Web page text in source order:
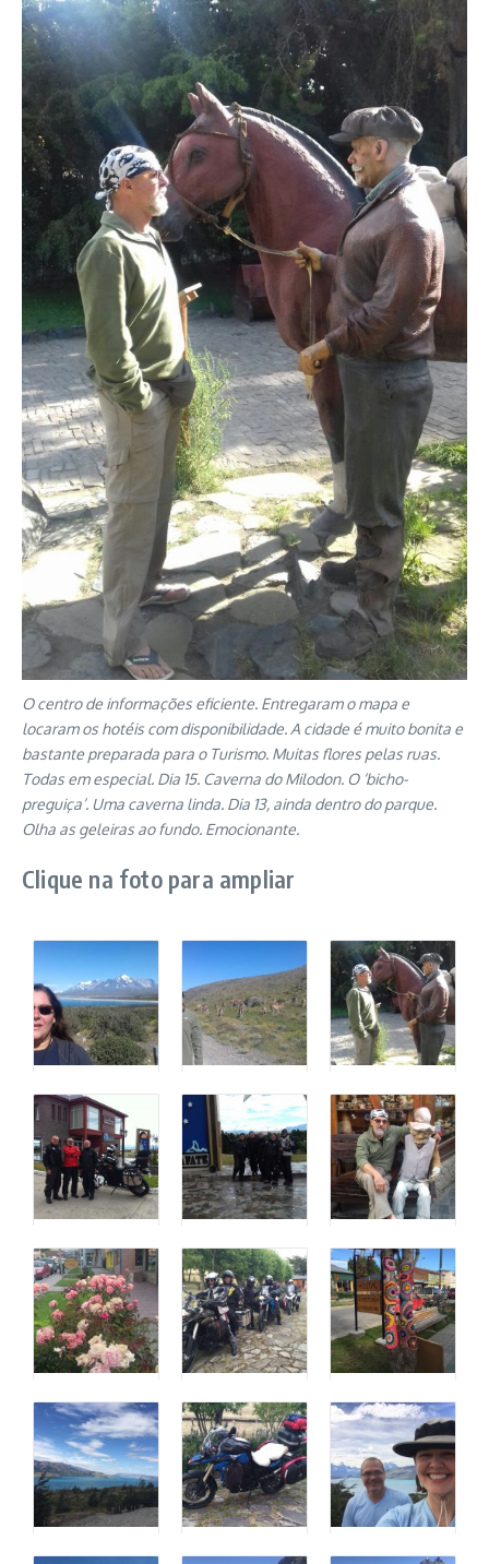
O centro de informações eficiente. Entregaram o mapa e
locaram os hotéis com disponibilidade. A cidade é muito bonita e
bastante preparada para o Turismo. Muitas flores pelas ruas.
Todas em especial. Dia 15. Caverna do Milodon. O ‘bicho-
preguiça’. Uma caverna linda. Dia 13, ainda dentro do parque.
Olha as geleiras ao fundo. Emocionante.
Clique na foto para ampliar